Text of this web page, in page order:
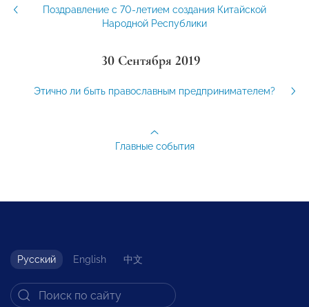
Поздравление с 70-летием создания Китайской
Народной Республики
30 Сентября 2019
Этично ли быть православным предпринимателем?
Главные события
Русский English 中文